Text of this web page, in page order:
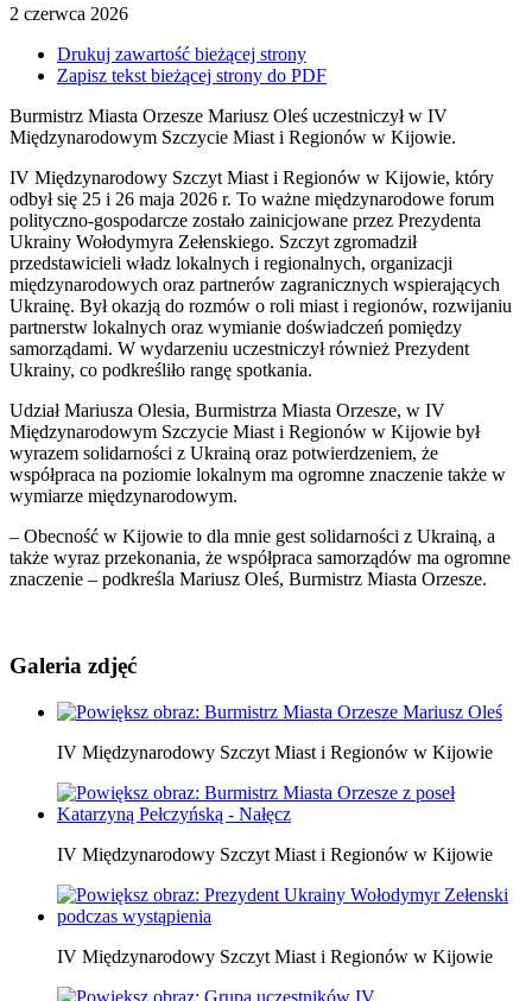
2 czerwca 2026
Drukuj zawartość bieżącej strony
Zapisz tekst bieżącej strony do PDF
Burmistrz Miasta Orzesze Mariusz Oleś uczestniczył w IV
Międzynarodowym Szczycie Miast i Regionów w Kijowie.
IV Międzynarodowy Szczyt Miast i Regionów w Kijowie, który
odbył się 25 i 26 maja 2026 r. To ważne międzynarodowe forum
polityczno-gospodarcze zostało zainicjowane przez Prezydenta
Ukrainy Wołodymyra Zełenskiego. Szczyt zgromadził
przedstawicieli władz lokalnych i regionalnych, organizacji
międzynarodowych oraz partnerów zagranicznych wspierających
Ukrainę. Był okazją do rozmów o roli miast i regionów, rozwijaniu
partnerstw lokalnych oraz wymianie doświadczeń pomiędzy
samorządami. W wydarzeniu uczestniczył również Prezydent
Ukrainy, co podkreśliło rangę spotkania.
Udział Mariusza Olesia, Burmistrza Miasta Orzesze, w IV
Międzynarodowym Szczycie Miast i Regionów w Kijowie był
wyrazem solidarności z Ukrainą oraz potwierdzeniem, że
współpraca na poziomie lokalnym ma ogromne znaczenie także w
wymiarze międzynarodowym.
– Obecność w Kijowie to dla mnie gest solidarności z Ukrainą, a
także wyraz przekonania, że współpraca samorządów ma ogromne
znaczenie – podkreśla Mariusz Oleś, Burmistrz Miasta Orzesze.
Galeria zdjęć
IV Międzynarodowy Szczyt Miast i Regionów w Kijowie
IV Międzynarodowy Szczyt Miast i Regionów w Kijowie
IV Międzynarodowy Szczyt Miast i Regionów w Kijowie